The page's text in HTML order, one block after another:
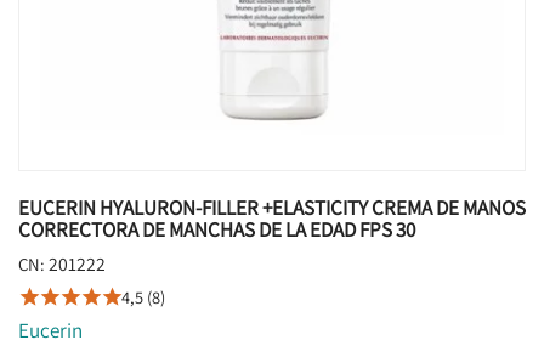
EUCERIN HYALURON-FILLER +ELASTICITY CREMA DE MANOS
CORRECTORA DE MANCHAS DE LA EDAD FPS 30
CN: 201222
4,5 (8)
Eucerin